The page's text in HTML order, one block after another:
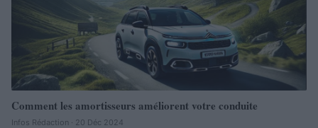
Comment les amortisseurs améliorent votre conduite
Infos Rédaction · 20 Déc 2024